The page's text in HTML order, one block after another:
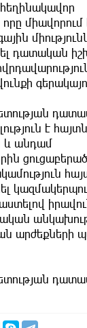
որը
դատական
է
և անդամ
արժեքների